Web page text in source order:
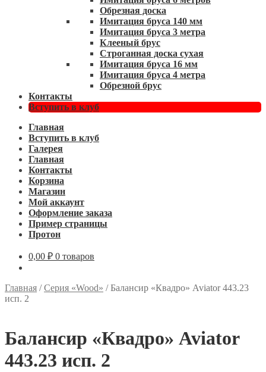
Обрезная доска
Имитация бруса 140 мм
Имитация бруса 3 метра
Клееный брус
Строганная доска сухая
Имитация бруса 16 мм
Имитация бруса 4 метра
Обрезной брус
Контакты
Вступить в клуб
Главная
Вступить в клуб
Галерея
Главная
Контакты
Корзина
Магазин
Мой аккаунт
Оформление заказа
Пример страницы
Протон
0,00 ₽ 0 товаров
Главная /Серия «Wood» /Балансир «Квадро» Aviator 443.23
исп. 2
Балансир «Квадро» Aviator
443.23 исп. 2